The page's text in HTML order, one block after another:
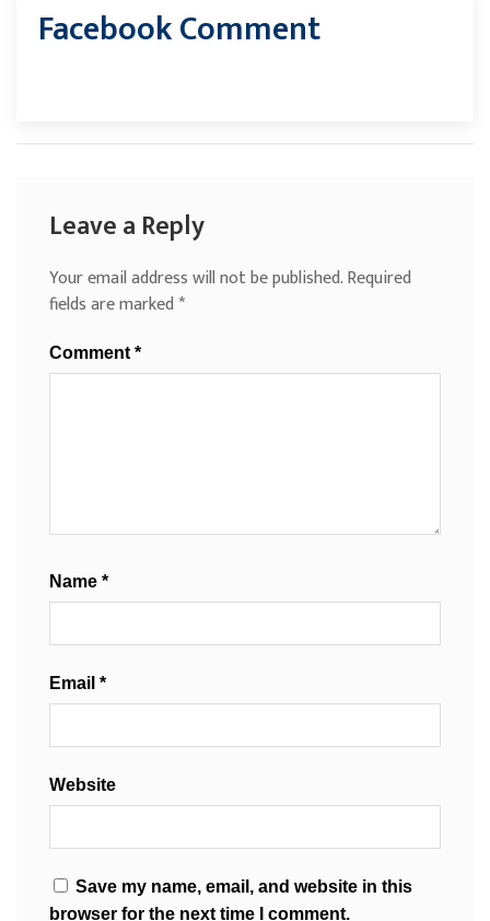
Facebook Comment
Leave a Reply
Your email address will not be published.Required
fields are marked*
Comment *
Name *
Email *
Website
Save my name, email, and website in this
browser for the next time I comment.